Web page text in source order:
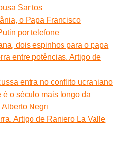
Santos
o Papa Francisco
por telefone
dois espinhos para o papa
entre potências. Artigo de
entra no conflito ucraniano
é o século mais longo da
Alberto Negri
Artigo de Raniero La Valle